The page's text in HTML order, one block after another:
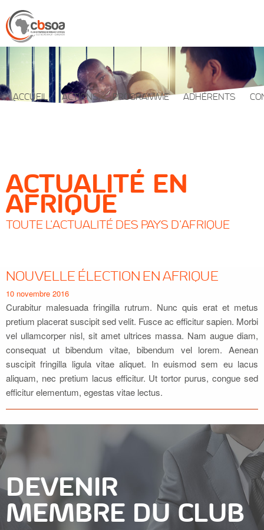
ACCUEIL ACTIONS PROGRAMME ADHÉRENTS
ACTUALITÉ EN
AFRIQUE
TOUTE L'ACTUALITÉ DES PAYS D'AFRIQUE
NOUVELLE ÉLECTION EN AFRIQUE
10 novembre 2016
Curabitur malesuada fringilla rutrum. Nunc quis erat et metus
pretium placerat suscipit sed velit. Fusce ac efficitur sapien. Morbi
vel ullamcorper nisl, sit amet ultrices massa. Nam augue diam,
consequat ut bibendum vitae, bibendum vel lorem. Aenean
suscipit fringilla ligula vitae aliquet. In euismod sem eu lacus
aliquam, nec pretium lacus efficitur. Ut tortor purus, congue sed
efficitur elementum, egestas vitae lectus.
DEVENIR
MEMBRE DU CLUB